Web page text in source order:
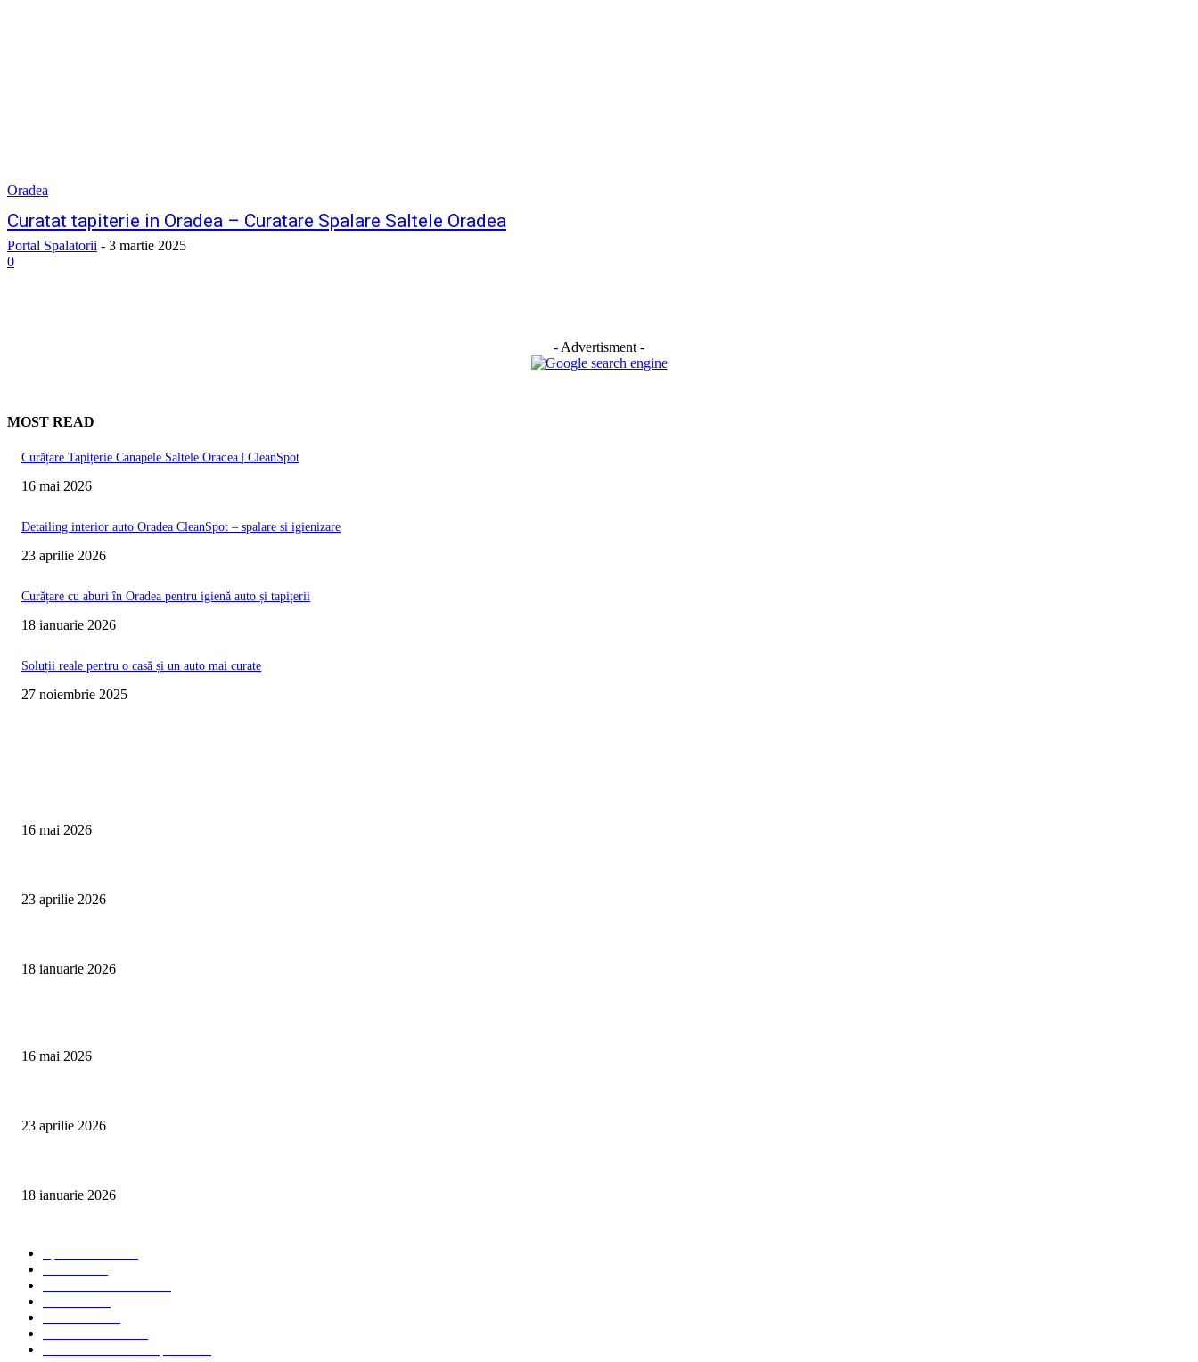
Oradea
Curatat tapiterie in Oradea – Curatare Spalare Saltele Oradea
Portal Spalatorii - 3 martie 2025
0
- Advertisment -
MOST READ
Curățare Tapițerie Canapele Saltele Oradea | CleanSpot
16 mai 2026
Detailing interior auto Oradea CleanSpot – spalare si igienizare
23 aprilie 2026
Curățare cu aburi în Oradea pentru igienă auto și tapițerii
18 ianuarie 2026
Soluții reale pentru o casă și un auto mai curate
27 noiembrie 2025
16 mai 2026
23 aprilie 2026
18 ianuarie 2026
16 mai 2026
23 aprilie 2026
18 ianuarie 2026